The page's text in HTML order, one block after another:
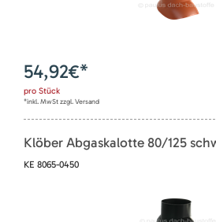
54,92€*
pro Stück
*inkl. MwSt zzgl. Versand
Klöber Abgaskalotte 80/125
KE 8065-0450